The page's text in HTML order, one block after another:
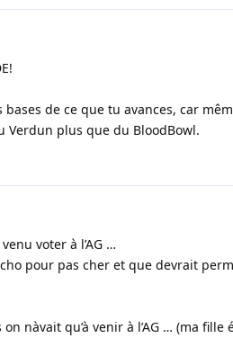
de ce que tu avances, car
Verdun plus que du BloodBowl.
voter à l’AG …
pour pas cher et que devrait
nàvait qu’à venir à l’AG … (ma